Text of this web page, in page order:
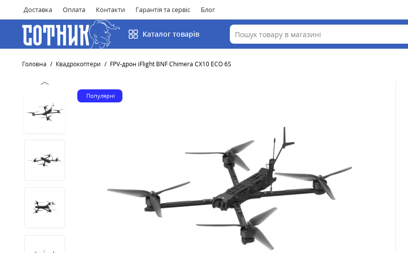
Доставка Оплата Контакти Гарантія та сервіс Блог
Каталог товарів
Головна Квадрокоптери FPV-дрон iFlight BNF Chimera CX10 ECO 6S
Популярні